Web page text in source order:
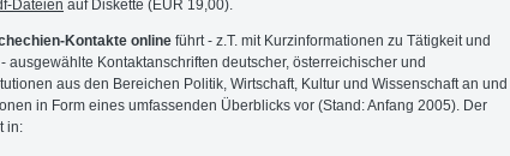
Dateien auf Diskette (EUR 19,00).
Kontakte online führt - z.T. mit Kurzinformationen zu Tätigkeit und
ausgewählte Kontaktanschriften deutscher, österreichischer und
aus den Bereichen Politik, Wirtschaft, Kultur und Wissenschaft an und
in Form eines umfassenden Überblicks vor (Stand: Anfang 2005). Der
in: